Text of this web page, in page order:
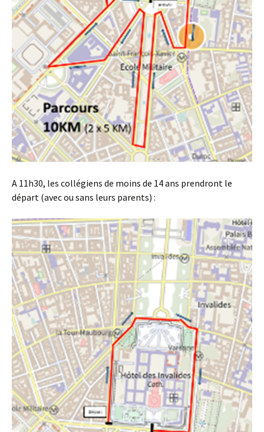
A 11h30, les collégiens de moins de 14 ans prendront le
départ (avec ou sans leurs parents) :